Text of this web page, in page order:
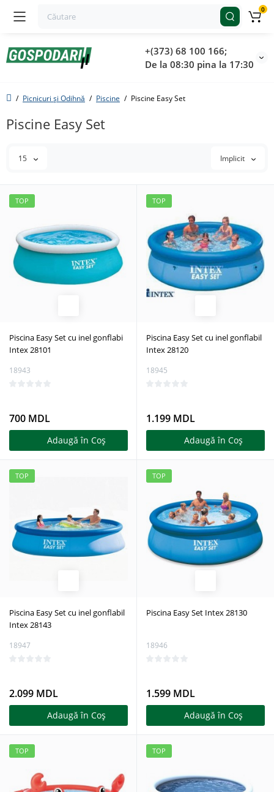
+(373) 68 100 166;
De la 08:30 pina la 17:30
0
Picnicuri și Odihnă Piscine Piscine Easy Set
Piscine Easy Set
15 Implicit
TOP
Piscina Easy Set cu inel gonflabi
Intex 28101
18943
700 MDL
Adaugă în Coş
TOP
Piscina Easy Set cu inel gonflabil
Intex 28120
18945
1.199 MDL
Adaugă în Coş
TOP
Piscina Easy Set cu inel gonflabil
Intex 28143
18947
2.099 MDL
Adaugă în Coş
TOP
Piscina Easy Set Intex 28130
18946
1.599 MDL
Adaugă în Coş
TOP TOP